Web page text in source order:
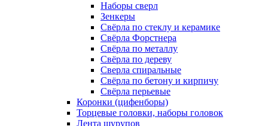
Наборы сверл
Зенкеры
Свёрла по стеклу и керамике
Свёрла Форстнера
Свёрла по металлу
Свёрла по дереву
Сверла спиральные
Свёрла по бетону и кирпичу
Свёрла перьевые
Коронки (цифенборы)
Торцевые головки, наборы головок
Лента шурупов